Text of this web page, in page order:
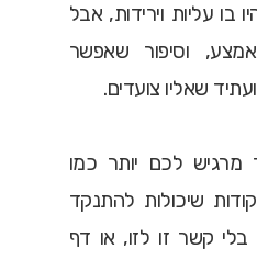
בו עליות וירידות, אבל
וסיפור שאפשר
שאליו צועדים.
מרגיש לכם יותר כמו
שיכולות להתנקד
קשר זו לזו, או דף